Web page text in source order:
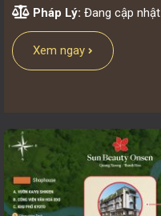
Pháp Lý: Đang cập nhật
Xem ngay